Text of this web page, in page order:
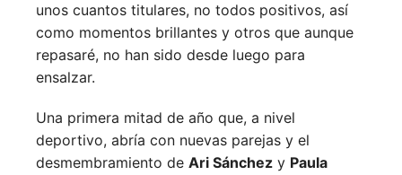
unos cuantos titulares, no todos positivos, así
como momentos brillantes y otros que aunque
repasaré, no han sido desde luego para
ensalzar.
Una primera mitad de año que, a nivel
deportivo, abría con nuevas parejas y el
desmembramiento de Ari Sánchez y Paula